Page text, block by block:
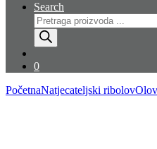
Search
Products
search
0
PočetnaNatjecateljski ribolov